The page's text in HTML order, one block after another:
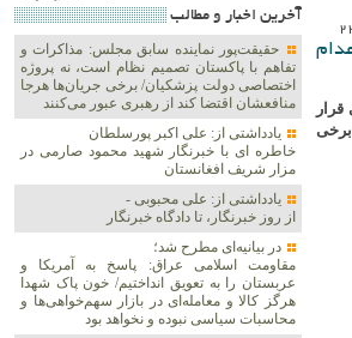
آخرين اخبار و مطالب
حقیقت‌پور نماینده سابق مجلس: مذاکرات و
تفاهم با پاکستان تصمیم نظام است، نه پروژه
اختصاصی دولت پزشکیان/ برخی جریان‌ها هرجا
منافعشان اقتضا کند از رهبری عبور می‌کنند
یادداشتی از: علی اکبر پورسلطان
خاطره ای با خبرنگار شهید محمود صارمی در
مزار شریف افغانستان
یادداشتی از: علی محبوبی -
از روز خبرنگار، تا دادگاه خبرنگار
در بیانیه‌ای مطرح شد؛
مقاومت اسلامی عراق: پاسخ به آمریکا و
عربستان را به تعویق انداختیم/ خون پاک شهدا
هرگز کالا و معامله‌ای در بازار سهم‌خواهی‌ها و
محاسبات سیاسی نبوده و نخواهد بود